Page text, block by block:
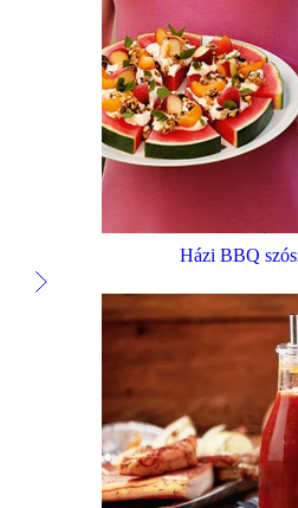
Házi BBQ